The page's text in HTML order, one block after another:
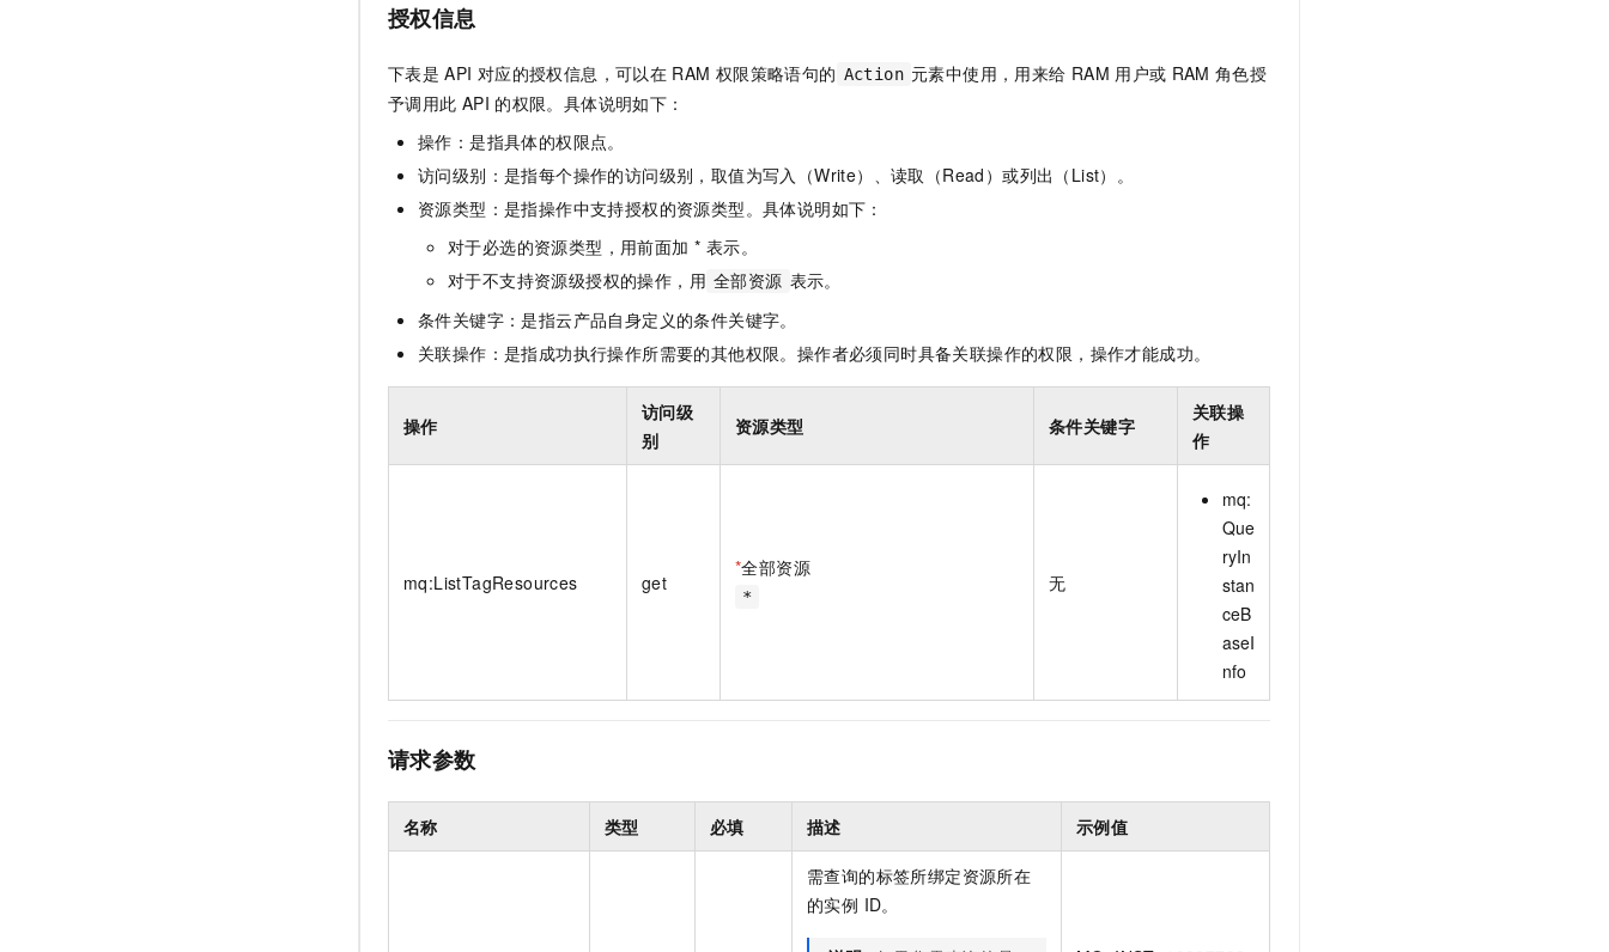
授权信息
下表是 API 对应的授权信息，可以在 RAM 权限策略语句的 Action 元素中使用，用来给 RAM 用户或 RAM 角色授
予调用此 API 的权限。具体说明如下：
操作：是指具体的权限点。
访问级别：是指每个操作的访问级别，取值为写入（Write）、读取（Read）或列出（List）。
资源类型：是指操作中支持授权的资源类型。具体说明如下：
对于必选的资源类型，用前面加 * 表示。
对于不支持资源级授权的操作，用 全部资源 表示。
条件关键字：是指云产品自身定义的条件关键字。
关联操作：是指成功执行操作所需要的其他权限。操作者必须同时具备关联操作的权限，操作才能成功。
操作
访问级
别
资源类型 条件关键字
关联操
作
mq:ListTagResources get
*全部资源
*
无
mq:
Que
ryIn
stan
ceB
aseI
nfo
请求参数
名称 类型 必填 描述 示例值
需查询的标签所绑定资源所在
的实例 ID。
快速部署 Dify，高效搭建 AI 应用
10 分钟在聊天系统中增加一个 AI 助手 即刻拥有 DeepSeek-R1 满血版